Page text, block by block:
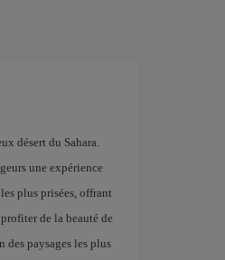
désert du Sahara.
une expérience
plus prisées, offrant
de la beauté de
paysages les plus